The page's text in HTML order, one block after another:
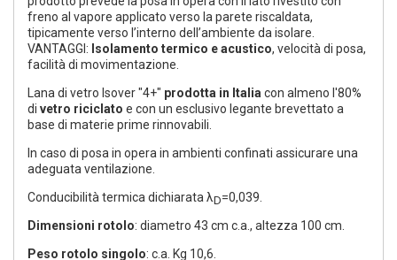
freno al vapore applicato verso la parete riscaldata,
tipicamente verso l’interno dell’ambiente da isolare.
VANTAGGI: Isolamento termico e acustico, velocità di posa,
facilità di movimentazione.
Lana di vetro Isover "4+" prodotta in Italia con almeno l'80%
di vetro riciclato e con un esclusivo legante brevettato a
base di materie prime rinnovabili.
In caso di posa in opera in ambienti confinati assicurare una
adeguata ventilazione.
Conducibilità termica dichiarata λD=0,039.
Dimensioni rotolo: diametro 43 cm c.a., altezza 100 cm.
Peso rotolo singolo: c.a. Kg 10,6.